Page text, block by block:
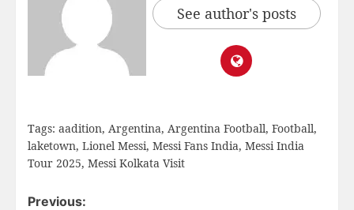
See author's posts
Tags: aadition, Argentina, Argentina Football, Football,
laketown, Lionel Messi, Messi Fans India, Messi India
Tour 2025, Messi Kolkata Visit
Previous: